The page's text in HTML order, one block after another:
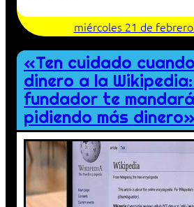
miércoles 21 de
«Ten cuidado
dinero a la
fundador te
pidiendo más dinero»